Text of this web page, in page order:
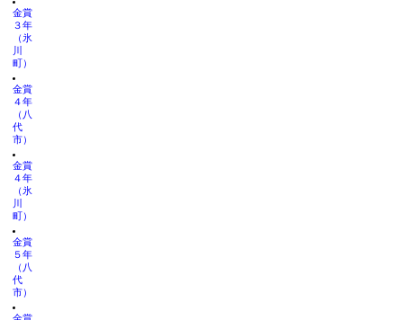
金賞
３年
（氷
川
町）
金賞
４年
（八
代
市）
金賞
４年
（氷
川
町）
金賞
５年
（八
代
市）